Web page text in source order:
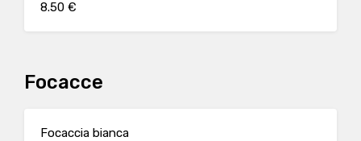
8.50 €
Focacce
Focaccia bianca